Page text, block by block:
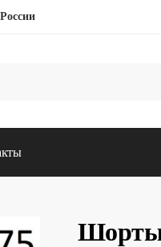
Шорты